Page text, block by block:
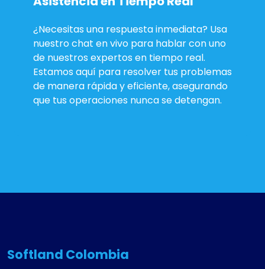
¿Necesitas una respuesta inmediata? Usa
nuestro chat en vivo para hablar con uno
de nuestros expertos en tiempo real.
Estamos aquí para resolver tus problemas
de manera rápida y eficiente, asegurando
que tus operaciones nunca se detengan.
Softland Colombia